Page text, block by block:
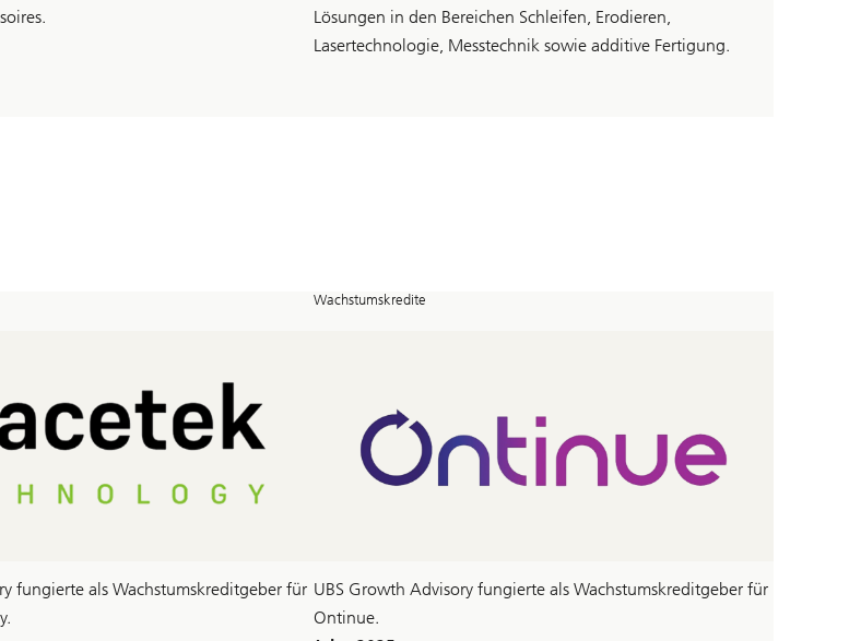
Lösungen in den Bereichen Schleifen, Erodieren,
Lasertechnologie, Messtechnik sowie additive Fertigung.
fungierte als Wachstumskreditgeber für
Wachstumskredite
UBS Growth Advisory fungierte als Wachstumskreditgeber für
Ontinue.